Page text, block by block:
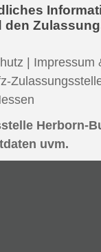
den
Impressum
Herborn-
uvm.